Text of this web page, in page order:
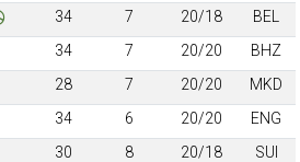
34 7 20/18
BEL
34 7 20/20
BHZ
28 7 20/20
MKD
34 6 20/20
ENG
30 8 20/18
SUI